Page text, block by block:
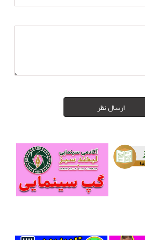
ارسال نظر